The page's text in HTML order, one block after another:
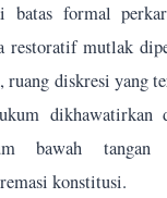
batas formal
restoratif mutlak
ruang diskresi yang
dikhawatirkan
bawah
konstitusi.